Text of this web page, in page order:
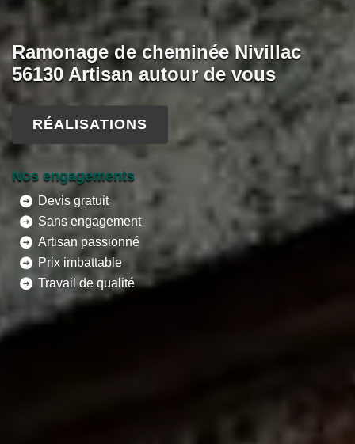
Ramonage de cheminée Nivillac
56130 Artisan autour de vous
RÉALISATIONS
Nos engagements
Devis gratuit
Sans engagement
Artisan passionné
Prix imbattable
Travail de qualité